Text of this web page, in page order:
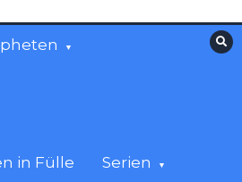
in Fülle Serien